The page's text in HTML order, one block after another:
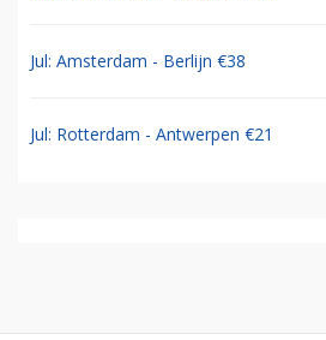
Jul: Amsterdam - Berlijn €38
Jul: Rotterdam - Antwerpen €21